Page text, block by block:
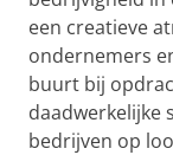
een creatieve
ondernemers
buurt bij
daadwerkelijke
bedrijven op